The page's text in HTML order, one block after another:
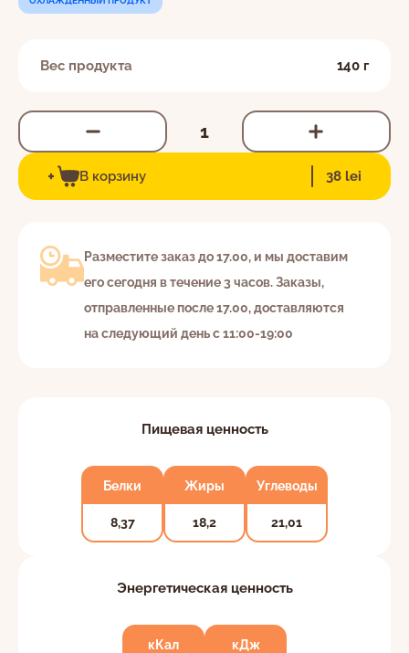
EN
022-264-600
Я даю согласие на обработку персональных
данных в соответствии с
Разместите заказ до 17.00, и мы доставим
его сегодня в течение 3 часов. Заказы,
отправленные после 17.00, доставляются
на следующий день с 11:00-19:00
Вес продукта 140 г
+ В корзину 38 lei
Пищевая ценность
Белки
8,37
Жиры
18,2
Углеводы
21,01
Энергетическая ценность
кКал кДж